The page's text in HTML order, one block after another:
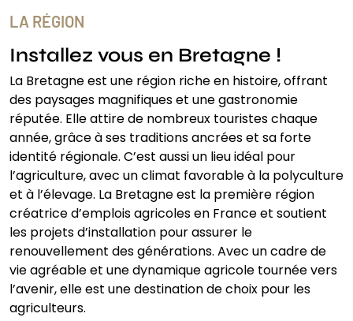
LA RÉGION
Installez vous en Bretagne !
La Bretagne est une région riche en histoire, offrant
des paysages magnifiques et une gastronomie
réputée. Elle attire de nombreux touristes chaque
année, grâce à ses traditions ancrées et sa forte
identité régionale. C’est aussi un lieu idéal pour
l’agriculture, avec un climat favorable à la polyculture
et à l’élevage. La Bretagne est la première région
créatrice d’emplois agricoles en France et soutient
les projets d’installation pour assurer le
renouvellement des générations. Avec un cadre de
vie agréable et une dynamique agricole tournée vers
l’avenir, elle est une destination de choix pour les
agriculteurs.